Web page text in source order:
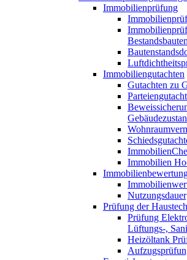
Immobilienprüfung
Bestandsbauten
Immobiliengutachten
Gutachten zu
Immobilien
Prüfung der
Prüfung
Lüftungs-,
Heizöltank